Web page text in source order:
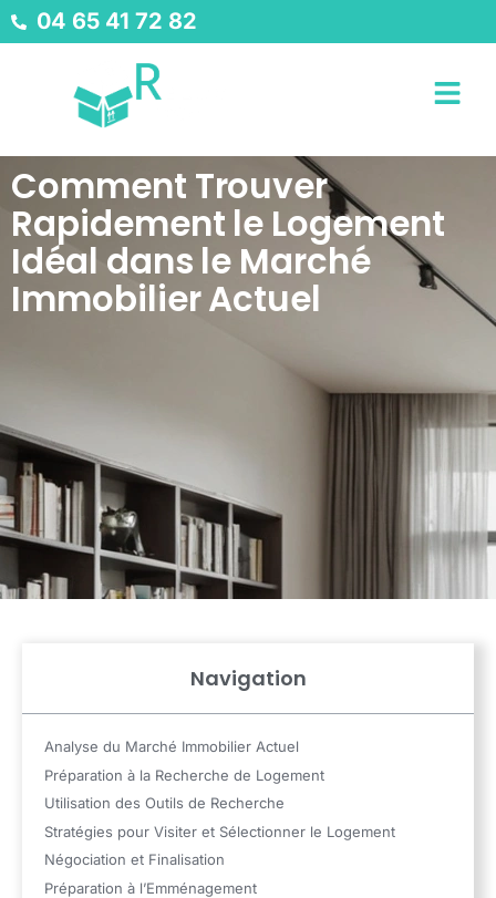
04 65 41 72 82
Comment Trouver
Rapidement le Logement
Idéal dans le Marché
Immobilier Actuel
Navigation
Analyse du Marché Immobilier Actuel
Préparation à la Recherche de Logement
Utilisation des Outils de Recherche
Stratégies pour Visiter et Sélectionner le Logement
Négociation et Finalisation
Préparation à l’Emménagement